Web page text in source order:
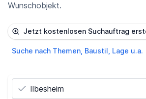
Wunschobjekt.
Jetzt kostenlosen Suchauftrag
Suche nach Themen, Baustil, Lage u.a.